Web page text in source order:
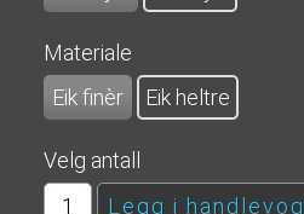
Materiale
Eik finèr
Eik heltre
Velg antall